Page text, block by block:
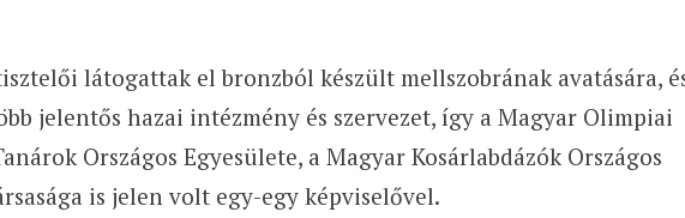
látogattak el bronzból készült mellszobrának avatására,
jelentős hazai intézmény és szervezet, így a Magyar Olimpiai
Országos Egyesülete, a Magyar Kosárlabdázók Országos
is jelen volt egy-egy képviselővel.